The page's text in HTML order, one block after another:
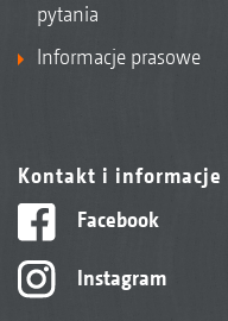
pytania
Informacje prasowe
Kontakt i informacje
Facebook
Instagram